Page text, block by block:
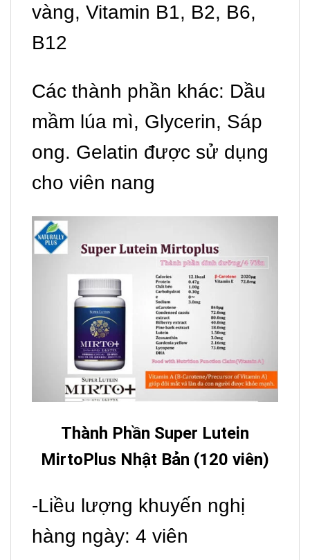
vàng, Vitamin B1, B2, B6,
B12
Các thành phần khác: Dầu
mầm lúa mì, Glycerin, Sáp
ong. Gelatin được sử dụng
cho viên nang
Thành Phần Super Lutein
MirtoPlus Nhật Bản (120 viên)
-Liều lượng khuyến nghị
hàng ngày: 4 viên